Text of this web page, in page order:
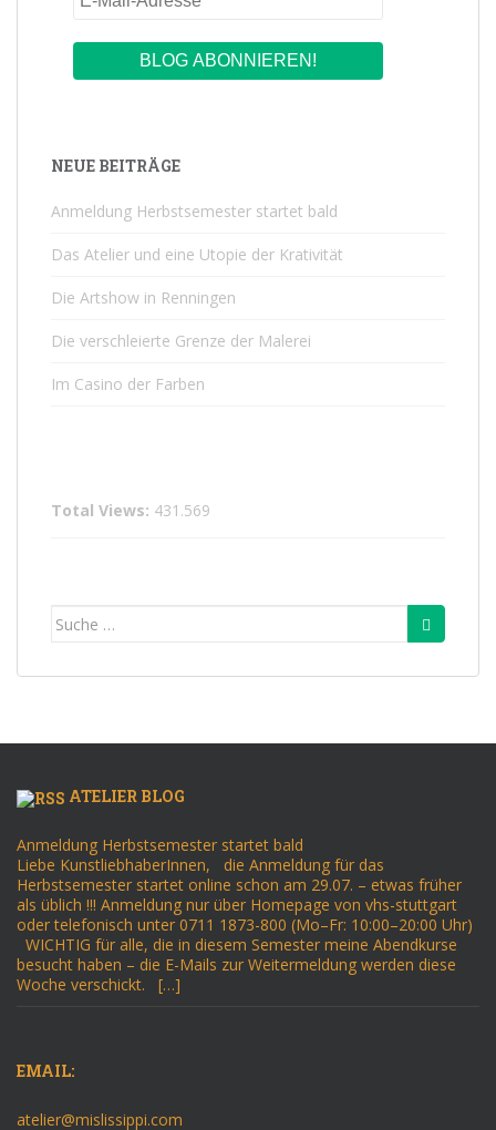
NEUE BEITRÄGE
Anmeldung Herbstsemester startet bald
Das Atelier und eine Utopie der Krativität
Die Artshow in Renningen
Die verschleierte Grenze der Malerei
Im Casino der Farben
Total Views: 431.569
Suche
ATELIER BLOG
Anmeldung Herbstsemester startet bald
Liebe KunstliebhaberInnen, die Anmeldung für das
Herbstsemester startet online schon am 29.07. – etwas früher
als üblich !!! Anmeldung nur über Homepage von vhs-stuttgart
oder telefonisch unter 0711 1873-800 (Mo–Fr: 10:00–20:00 Uhr)
WICHTIG für alle, die in diesem Semester meine Abendkurse
besucht haben – die E-Mails zur Weitermeldung werden diese
Woche verschickt. […]
EMAIL:
atelier@mislissippi.com